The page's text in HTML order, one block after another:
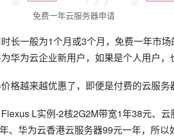
免费一年云服务器申请
长一般为1个月或3个月，免费一年市
华为云企业新用户，如果是个人用户，
格越来越优惠了，即便是付费的云服
L实例-2核2G2M带宽1年38元、
、华为云香港云服务器99元一年，所